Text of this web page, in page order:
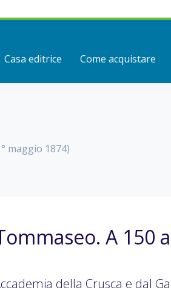
Casa editrice Come acquistare
maggio 1874)
A 150
della Crusca e dal